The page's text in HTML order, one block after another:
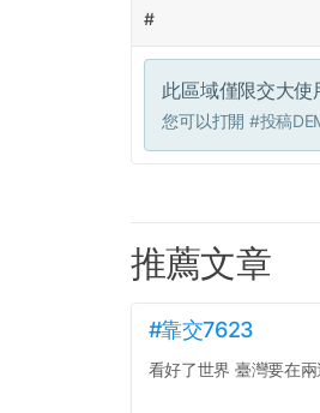
#
此區域僅限交大使
您可以打開 #投稿
推薦文章
#靠交7623
看好了世界 臺灣要在